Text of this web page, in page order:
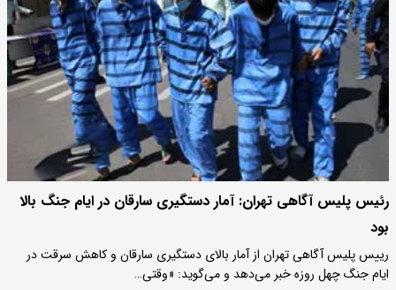
رئیس پلیس آگاهی تهران: آمار دستگیری سارقان در ایام جنگ بالا
بود
رییس پلیس آگاهی تهران از آمار بالای دستگیری سارقان و کاهش سرقت در
ایام جنگ چهل روزه خبر می‌دهد و می‌گوید: «وقتی…